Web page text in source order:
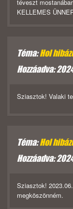
téveszt
KELLEMES
Téma:Hol
Hozzáadva:
Sziasztok! Valaki
Téma:Hol
Hozzáadva:
Sziasztok!
megköszönném.